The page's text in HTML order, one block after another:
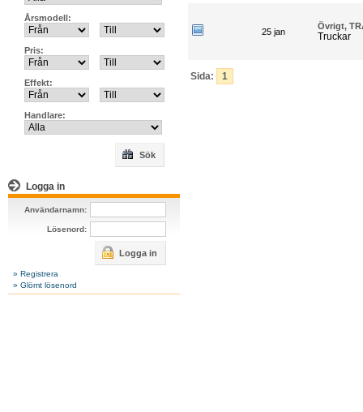
Årsmodell:
Pris:
Effekt:
Handlare:
Sök
Logga in
Användarnamn:
Lösenord:
Logga in
» Registrera
» Glömt lösenord
25 jan
Övrigt,
Truckar
Sida: 1